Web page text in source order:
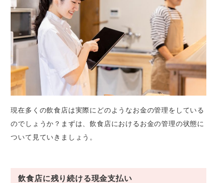
現在多くの飲食店は実際にどのようなお金の管理をしている
のでしょうか？まずは、飲食店におけるお金の管理の状態に
ついて見ていきましょう。
飲食店に残り続ける現金支払い